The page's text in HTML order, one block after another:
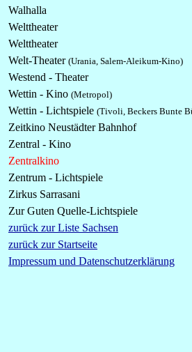
Walhalla
Welttheater
Welttheater
Welt-Theater (Urania, Salem-Aleikum-Kino)
Westend - Theater
Wettin - Kino (Metropol)
Wettin - Lichtspiele (Tivoli, Beckers Bunte
Zeitkino Neustädter Bahnhof
Zentral - Kino
Zentralkino
Zentrum - Lichtspiele
Zirkus Sarrasani
Zur Guten Quelle-Lichtspiele
zurück zur Liste Sachsen
zurück zur Startseite
Impressum und Datenschutzerklärung